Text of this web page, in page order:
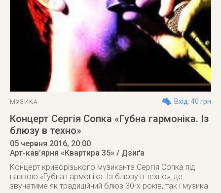
МУЗИКА Вхід: 40 грн
Концерт Сергія Сопка «Губна гармоніка. Із
блюзу в техно»
05 червня 2016, 20:00
Арт-кав’ярня «Квартира 35» / Дзиґа
Концерт криворізького музиканта Сергія Сопка під
назвою «Губна гармоніка. Із блюзу в техно», де
звучатиме як традиційний блюз 30-х років, так і музика